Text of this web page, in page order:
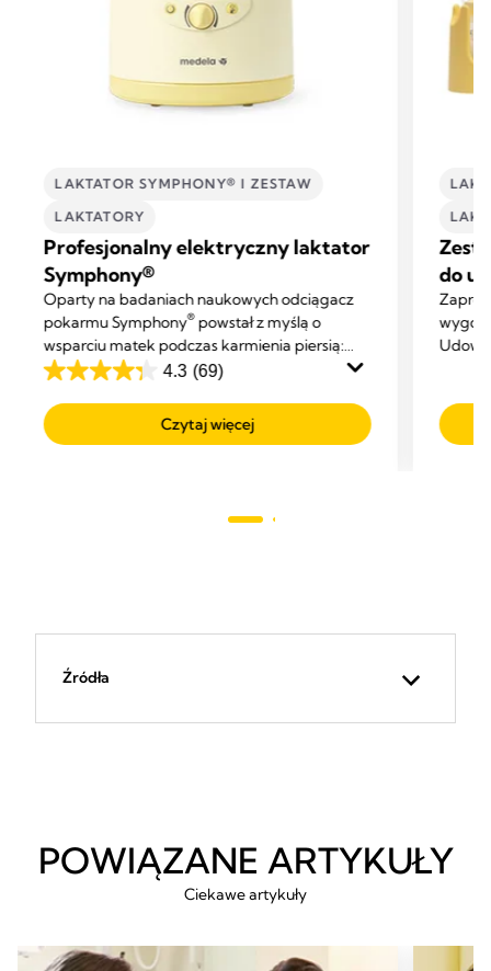
LAKTATOR SYMPHONY® I ZESTAW
LAKTATORY
Profesjonalny elektryczny laktator
Symphony®
Oparty na badaniach naukowych odciągacz
pokarmu Symphony® powstał z myślą o
wsparciu matek podczas karmienia piersią:
pomaga zainicjować, rozwinąć i utrzymać
4.3 (69)
4.3
na
5
Czytaj więcej
do
w tym
Źródła
POWIĄZANE ARTYKUŁY
Ciekawe artykuły